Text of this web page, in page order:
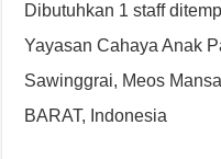
Dibutuhkan 1 staff
Yayasan Cahaya Anak
Sawinggrai, Meos
BARAT, Indonesia